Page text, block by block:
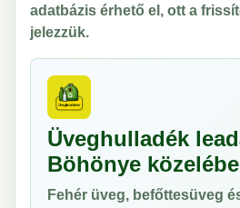
adatbázis érhető el, ott a
jelezzük.
Üveghulladék
Böhönye
Fehér üveg, befőttesüveg